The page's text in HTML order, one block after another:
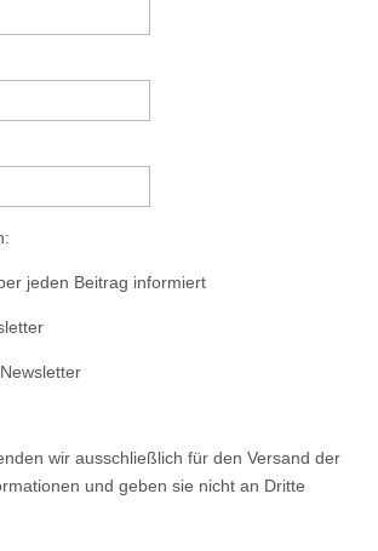
jeden Beitrag informiert
wir ausschließlich für den Versand der
und geben sie nicht an Dritte